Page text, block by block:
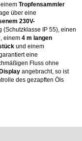
Tropfensammler
über eine
230V-
(Schutzklasse IP 55), einen
, einem 4 m langen
und einem
eine
Fluss ohne
angebracht, so ist
des gezapften Öls